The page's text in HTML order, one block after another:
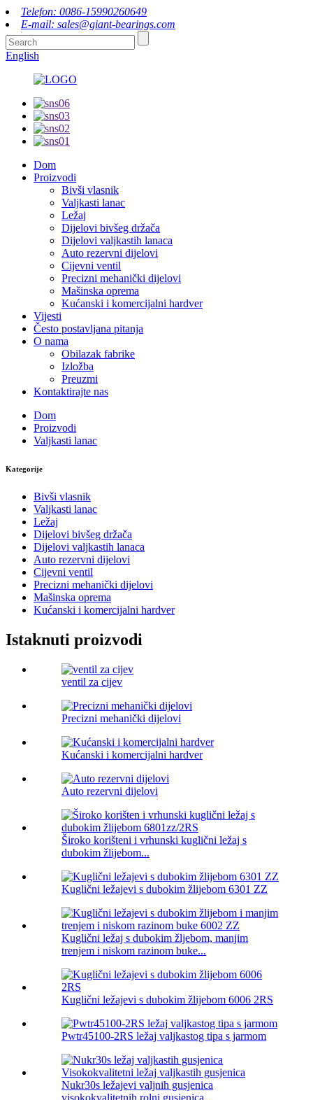
Telefon: 0086-15990260649
E-mail: sales@giant-bearings.com
English
Dom
Proizvodi
Bivši vlasnik
Valjkasti lanac
Ležaj
Dijelovi bivšeg držača
Dijelovi valjkastih lanaca
Auto rezervni dijelovi
Cijevni ventil
Precizni mehanički dijelovi
Mašinska oprema
Kućanski i komercijalni hardver
Vijesti
Često postavljana pitanja
O nama
Obilazak fabrike
Izložba
Preuzmi
Kontaktirajte nas
Dom
Proizvodi
Valjkasti lanac
Kategorije
Bivši vlasnik
Valjkasti lanac
Ležaj
Dijelovi bivšeg držača
Dijelovi valjkastih lanaca
Auto rezervni dijelovi
Cijevni ventil
Precizni mehanički dijelovi
Mašinska oprema
Kućanski i komercijalni hardver
Istaknuti proizvodi
ventil za cijev
Precizni mehanički dijelovi
Kućanski i komercijalni hardver
Auto rezervni dijelovi
Široko korišteni i vrhunski kuglični ležaj s
dubokim žlijebom...
Kuglični ležajevi s dubokim žlijebom 6301 ZZ
Kuglični ležaj s dubokim žljebom, manjim
trenjem i niskom razinom buke...
Kuglični ležajevi s dubokim žlijebom 6006 2RS
Pwtr45100-2RS ležaj valjkastog tipa s jarmom
Nukr30s ležajevi valjnih gusjenica
visokokvalitetnih rolni gusjenica...